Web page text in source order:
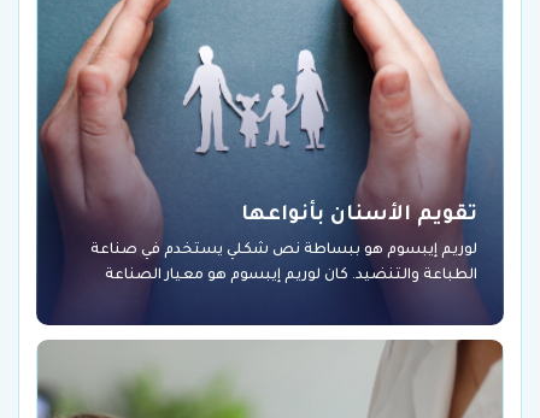
تقويم الأسنان بأنواعها
لوريم إيبسوم هو ببساطة نص شكلي يستخدم في صناعة
الطباعة والتنضيد. كان لوريم إيبسوم هو معيار الصناعة